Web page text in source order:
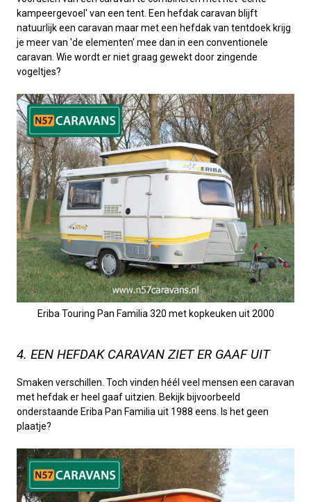
kampeergevoel' van een tent. Een hefdak caravan blijft
natuurlijk een caravan maar met een hefdak van tentdoek krijg
je meer van 'de elementen' mee dan in een conventionele
caravan. Wie wordt er niet graag gewekt door zingende
vogeltjes?
Eriba Touring Pan Familia 320 met kopkeuken uit 2000
4. EEN HEFDAK CARAVAN ZIET ER GAAF UIT
Smaken verschillen. Toch vinden héél veel mensen een caravan
met hefdak er heel gaaf uitzien. Bekijk bijvoorbeeld
onderstaande Eriba Pan Familia uit 1988 eens. Is het geen
plaatje?